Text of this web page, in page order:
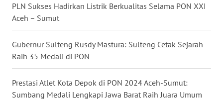
PLN Sukses Hadirkan Listrik Berkualitas Selama PON XXI
Aceh – Sumut
Gubernur Sulteng Rusdy Mastura: Sulteng Cetak Sejarah
Raih 35 Medali di PON
Prestasi Atlet Kota Depok di PON 2024 Aceh-Sumut:
Sumbang Medali Lengkapi Jawa Barat Raih Juara Umum
WN
LAMPUNG
WN
JATENG